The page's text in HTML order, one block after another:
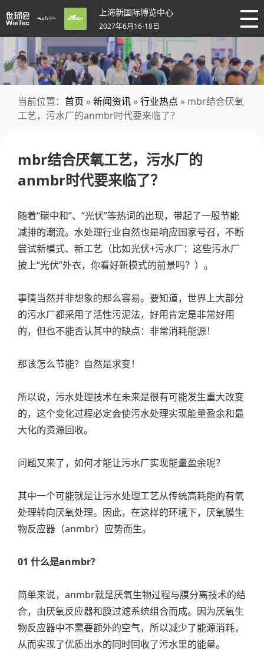
上海新国际博览中心
2027年6月16-18日
当前位置： 首页 »新闻资讯 »行业热点 » mbr结合厌氧
工艺，污水厂的anmbr时代要来临了？
mbr结合厌氧工艺，污水厂的
anmbr时代要来临了？
随着“碳中和”、“光伏”等热词的出现，带起了一股节能
减排的潮流。水处理行业自然也是响应国家号召，不断
尝试新模式、新工艺（比如光伏+污水厂：这些污水厂
披上“光伏”外衣，你看好新模式的前景吗？）。
事情当然并非想象的那么容易。要知道，世界上大部分
的污水厂都采用了活性污泥法，好用肯定是非常好用
的，但也不能否认其中的缺点：非常消耗能源！
那该怎么节能？自然是求变！
所以说，污水处理技术在未来是很有可能发生重大改变
的，这个变化过程必定会使污水处理实现能量盈余和最
大化的资源回收。
问题又来了，如何才能让污水厂实现能量盈余呢？
其中一个可能就是让污水处理工艺从传统高耗能的有氧
处理转向厌氧处理。因此，在这样的环境下，厌氧膜生
物反应器（anmbr）应势而生。
01 什么是anmbr?
简单来说，anmbr就是厌氧生物过程与膜分离技术的结
合，由厌氧反应器和膜过滤系统组合而成。因为厌氧生
物反应器中不需要额外的空气，所以减少了能源消耗，
从而实现了优质出水的同时回收了污水里的能量。